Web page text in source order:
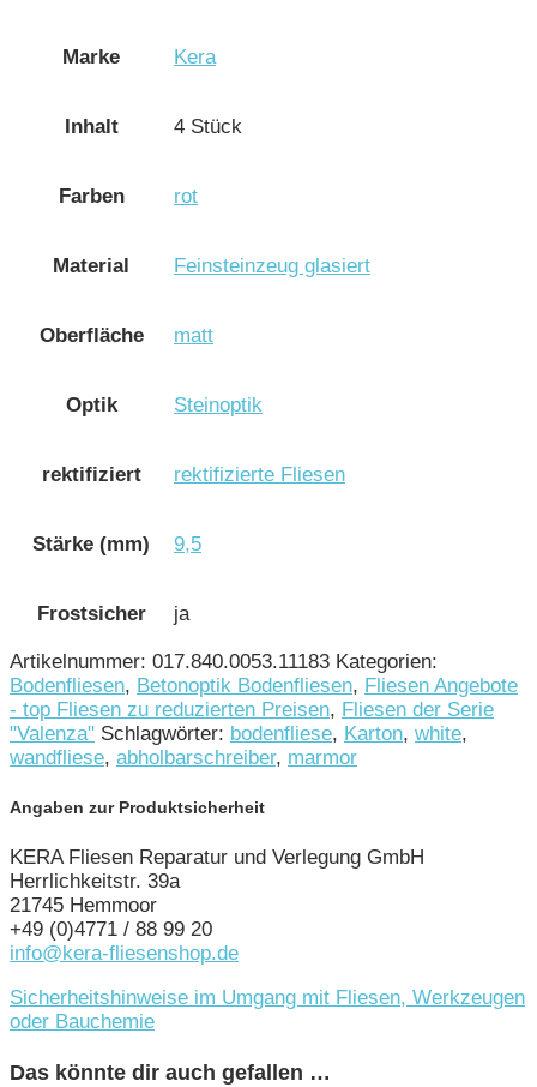
Marke Kera
Inhalt 4 Stück
Farben rot
Material Feinsteinzeug glasiert
Oberfläche matt
Optik Steinoptik
rektifiziert rektifizierte Fliesen
Stärke (mm) 9,5
Frostsicher ja
Artikelnummer: 017.840.0053.11183 Kategorien:
Bodenfliesen, Betonoptik Bodenfliesen, Fliesen Angebote
- top Fliesen zu reduzierten Preisen, Fliesen der Serie
"Valenza" Schlagwörter: bodenfliese, Karton, white,
wandfliese, abholbarschreiber, marmor
Angaben zur Produktsicherheit
KERA Fliesen Reparatur und Verlegung GmbH
Herrlichkeitstr. 39a
21745 Hemmoor
+49 (0)4771 / 88 99 20
info@kera-fliesenshop.de
Sicherheitshinweise im Umgang mit Fliesen, Werkzeugen
oder Bauchemie
Das könnte dir auch gefallen …